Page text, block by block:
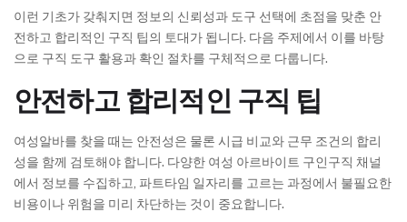
이런 기초가 갖춰지면 정보의 신뢰성과 도구 선택에 초점을 맞춘 안
전하고 합리적인 구직 팁의 토대가 됩니다. 다음 주제에서 이를 바탕
으로 구직 도구 활용과 확인 절차를 구체적으로 다룹니다.
안전하고 합리적인 구직 팁
여성알바를 찾을 때는 안전성은 물론 시급 비교와 근무 조건의 합리
성을 함께 검토해야 합니다. 다양한 여성 아르바이트 구인구직 채널
에서 정보를 수집하고, 파트타임 일자리를 고르는 과정에서 불필요한
비용이나 위험을 미리 차단하는 것이 중요합니다.